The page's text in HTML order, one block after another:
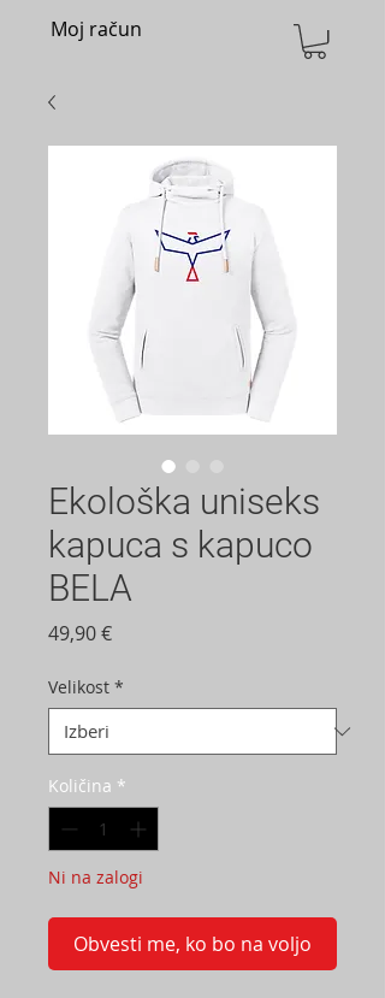
Moj račun
Ekološka uniseks
kapuca s kapuco
BELA
49,90 €Price
Velikost *
Količina *
Ni na zalogi
Obvesti me, ko bo na voljo